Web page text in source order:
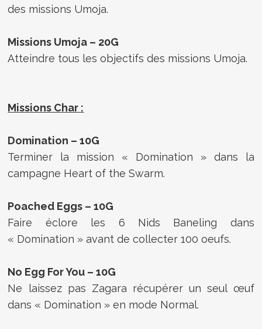
des missions Umoja.
Missions Umoja – 20G
Atteindre tous les objectifs des missions Umoja.
Missions Char :
Domination – 10G
Terminer la mission « Domination » dans la
campagne Heart of the Swarm.
Poached Eggs – 10G
Faire éclore les 6 Nids Baneling dans
« Domination » avant de collecter 100 oeufs.
No Egg For You – 10G
Ne laissez pas Zagara récupérer un seul œuf
dans « Domination » en mode Normal.